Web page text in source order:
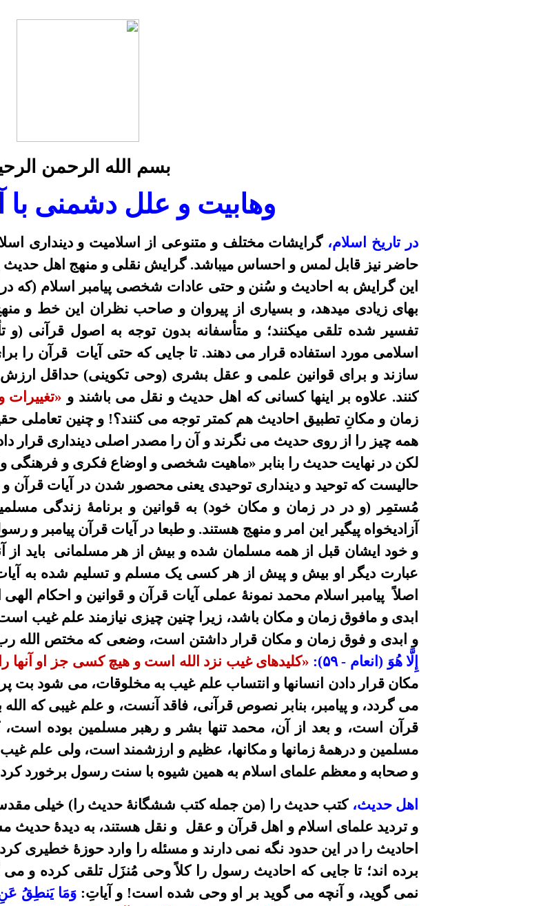
بسم الله الرحمن
وهابيت و علل دشمنی
در تاريخ اسلام،گرايشات مختلف و متنوعى از اسلاميت و ديندارى
حاضر نيز قابل لمس و احساس میباشد. گرايش نقلى و منهج اهل حديث
اين گرايش به احاديث و سُنن و حتى عادات شخصى پيامبر اسلام (که
بهاى زيادى ميدهد، و بسيارى از پيروان و صاحب نظران اين خط و
تفسير شده تلقى ميکنند؛ و متأسفانه بدون توجه به اصول قرآنى (و
اسلامى مورد استفاده قرارمیدهند. تا جايى که حتى آيات قرآن را
سازند و براى قوانين علمى و عقل بشرى (وحى تکوينى) حداقل
کنند. علاوه بر اينها کسانی که اهل حديث و نقل می باشند و «
زمان و مکانِ تطبيق احاديث همکمتر توجه میکنند؟! و چنينتعاملی
همه چيز را از روى حديث می نگرند و آن را مصدر اصلى ديندارى قرار
لکندر نهايت حديث را بنابر «ماهيت شخصیو اوضاع فکرى و فرهنگى
حاليست که توحيدو دینداری توحیدی يعنىمحصور شدن در آياتقرآنو
مُستمِر (و دردر زمان و مکان خود) به قوانين و برنامۀ زندگى
آزادیخواه پیگیر این امر و منهج هستند. وطبعا در آيات قرآن پيامبر و
و خود ايشان قبل از همه مسلمان شده و بيش از هر مسلمانى بايد
عبارت دیگر
او بیش و پیش از هر کسی يک مسلم و تسليم شده به
اصلاً پيامبر اسلام محمد نمونۀ عملى آيات قرآن و قوانين و احکام
ابدى و مافوق زمان و مکان باشد، زيرا چنين چيزى نيازمند علم غيب
و ابدى و فوق زمان و مکان قرار داشتن است، وضعی که مختص الله
إِلَّا هُوَ (انعام - ۵۹) : «کليدهاى غيب نزد الله است و هيچ کسى جز او آنها را
مکان قرار دادن انسانها و انتساب علم غيب به مخلوقات،می شود بت
میگردد، و پيامبر، بنابر نصوص قرآنى، فاقد آنست، و علم غيبى که
قرآن است، و بعد از آن، محمد تنها بشر و رهبر مسلمين بوده
مسلمين و درهمۀ زمانها و مکانها، عظيم و ارزشمند است، ولى علم
و صحابه و معظم علماى اسلام به همين شيوه با سنت رسول برخورد
اهل حديث، کتب حديثرا (من جمله کتب ششگانۀ حديث را) خيلى
و تردید علماى اسلام و اهل قرآن و عقل و نقل هستند، به ديدۀ حديث
احادیث را در اين حدود نگه نمی دارند و مسئله را وارد حوزۀ خطيرى
برده اند؛ تا جاییکه احاديث رسول را کلاً وحىمُنزَل تلقى کرده و
نمی گويد، و آنچهمیگويد بر او وحى شده است! و آياتِ: وَمَا يَنطِقُ